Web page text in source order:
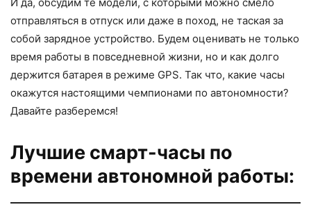
отправляться в отпуск или даже в поход, не таская за
собой зарядное устройство. Будем оценивать не только
время работы в повседневной жизни, но и как долго
держится батарея в режиме GPS. Так что, какие часы
окажутся настоящими чемпионами по автономности?
Давайте разберемся!
Лучшие смарт-часы по
времени автономной работы: